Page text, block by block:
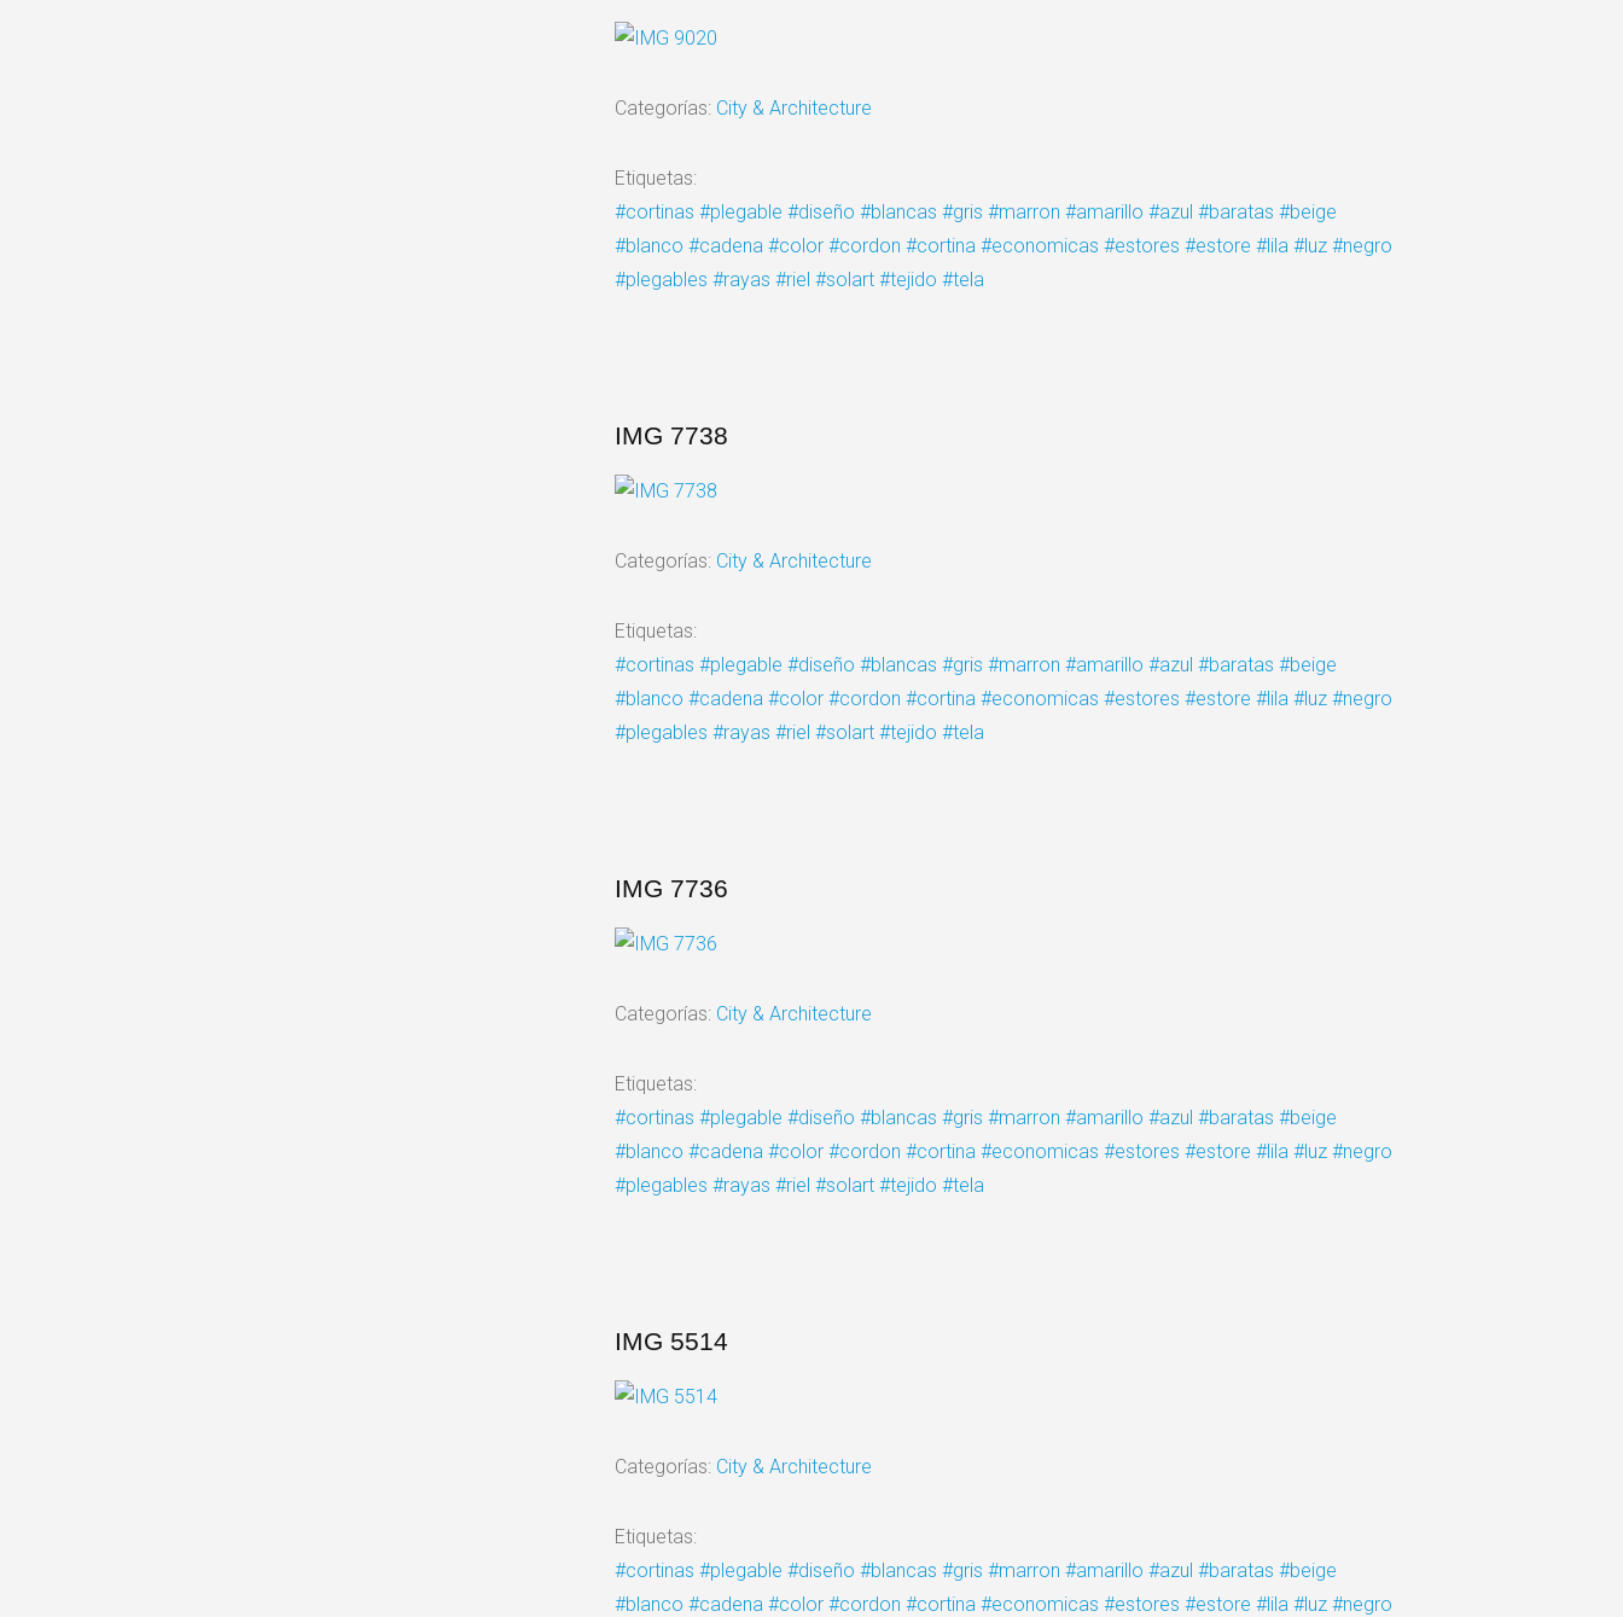
Categorías: City & Architecture
Etiquetas:
#cortinas #plegable #diseño #blancas #gris #marron #amarillo #azul #baratas #beige
#blanco #cadena #color #cordon #cortina #economicas #estores #estore #lila #luz #negro
#plegables #rayas #riel #solart #tejido #tela
IMG 7738
Categorías: City & Architecture
Etiquetas:
#cortinas #plegable #diseño #blancas #gris #marron #amarillo #azul #baratas #beige
#blanco #cadena #color #cordon #cortina #economicas #estores #estore #lila #luz #negro
#plegables #rayas #riel #solart #tejido #tela
IMG 7736
Categorías: City & Architecture
Etiquetas:
#cortinas #plegable #diseño #blancas #gris #marron #amarillo #azul #baratas #beige
#blanco #cadena #color #cordon #cortina #economicas #estores #estore #lila #luz #negro
#plegables #rayas #riel #solart #tejido #tela
IMG 5514
Categorías: City & Architecture
Etiquetas:
#cortinas #plegable #diseño #blancas #gris #marron #amarillo #azul #baratas #beige
#blanco #cadena #color #cordon #cortina #economicas #estores #estore #lila #luz #negro